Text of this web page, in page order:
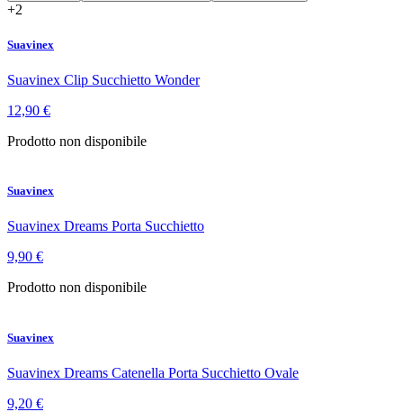
+2
Suavinex
Suavinex Clip Succhietto Wonder
12,90 €
Prodotto non disponibile
Suavinex
Suavinex Dreams Porta Succhietto
9,90 €
Prodotto non disponibile
Suavinex
Suavinex Dreams Catenella Porta Succhietto Ovale
9,20 €